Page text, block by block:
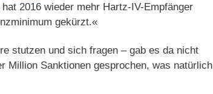
2016 wieder mehr Hartz-IV-Empfänger
gekürzt.«
stutzen und sich fragen – gab es da nicht
Million Sanktionen gesprochen, was natürlich